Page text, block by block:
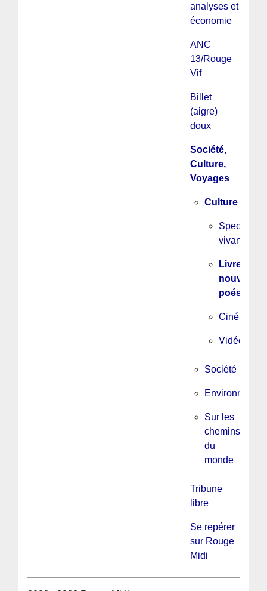
analyses et
économie
ANC
13/Rouge
Vif
Billet
(aigre)
doux
Société,
Culture,
Voyages
Culture
Spectacle
vivant
Livres,
nouvelles,
poésie...
Cinéma
Vidéo
Société
Sur les
chemins
du
monde
Tribune
libre
Se repérer
sur Rouge
Midi